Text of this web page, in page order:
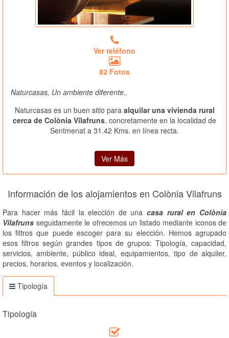
Ver teléfono
82 Fotos
Naturcasas, Un ambiente diferente..
Naturcasas es un buen sitio para alquilar una vivienda rural
cerca de Colònia Vilafruns, concretamente en la localidad de
Sentmenat a 31.42 Kms. en línea recta.
Ver Más
Información de los alojamientos en Colònia Vilafruns
Para hacer más fácil la elección de unacasa rural en Colònia
Vilafruns seguidamente le ofrecemos un listado mediante iconos de
los filtros que puede escoger para su elección. Hemos agrupado
esos filtros según grandes tipos de grupos: Tipología, capacidad,
servicios, ambiente, público ideal, equipamientos, tipo de alquiler,
precios, horarios, eventos y localización.
Tipología
Tipología